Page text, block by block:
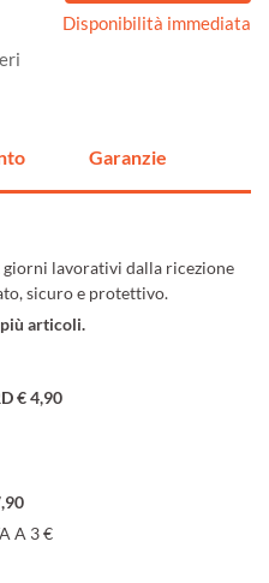
Disponibilità immediata
Garanzie
giorni lavorativi dalla ricezione
sicuro e protettivo.
articoli.
€ 4,90
A 3 €